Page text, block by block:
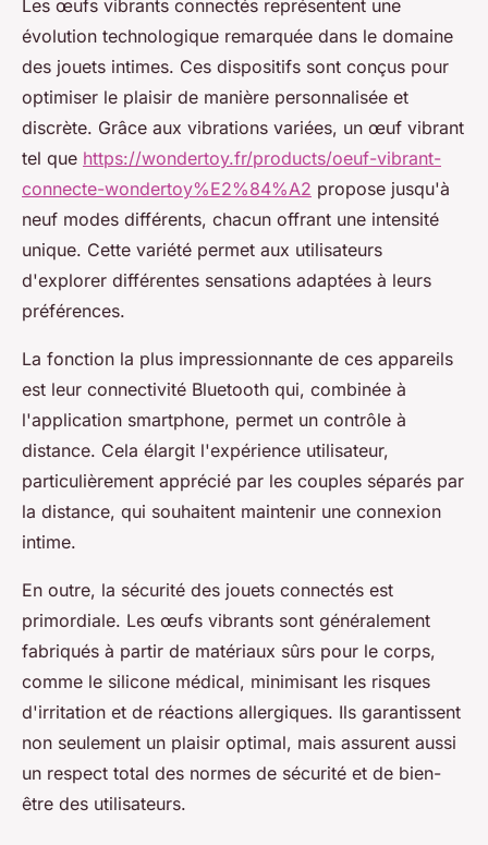
Les œufs vibrants connectés représentent une
évolution technologique remarquée dans le domaine
des jouets intimes. Ces dispositifs sont conçus pour
optimiser le plaisir de manière personnalisée et
discrète. Grâce aux vibrations variées, un œuf vibrant
tel que https://wondertoy.fr/products/oeuf-vibrant-
connecte-wondertoy%E2%84%A2 propose jusqu'à
neuf modes différents, chacun offrant une intensité
unique. Cette variété permet aux utilisateurs
d'explorer différentes sensations adaptées à leurs
préférences.
La fonction la plus impressionnante de ces appareils
est leur connectivité Bluetooth qui, combinée à
l'application smartphone, permet un contrôle à
distance. Cela élargit l'expérience utilisateur,
particulièrement apprécié par les couples séparés par
la distance, qui souhaitent maintenir une connexion
intime.
En outre, la sécurité des jouets connectés est
primordiale. Les œufs vibrants sont généralement
fabriqués à partir de matériaux sûrs pour le corps,
comme le silicone médical, minimisant les risques
d'irritation et de réactions allergiques. Ils garantissent
non seulement un plaisir optimal, mais assurent aussi
un respect total des normes de sécurité et de bien-
être des utilisateurs.